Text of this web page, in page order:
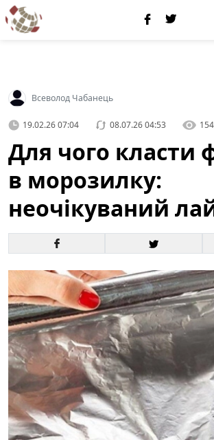
Всеволод Чабанець
19.02.26 07:04 08.07.26 04:53 154
Для чого класти
в морозилку:
неочікуваний